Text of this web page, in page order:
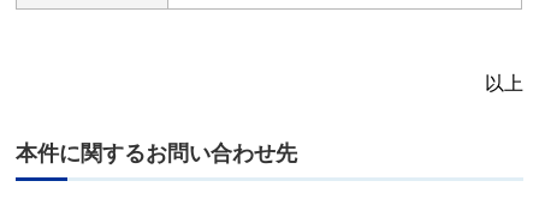
以上
本件に関するお問い合わせ先